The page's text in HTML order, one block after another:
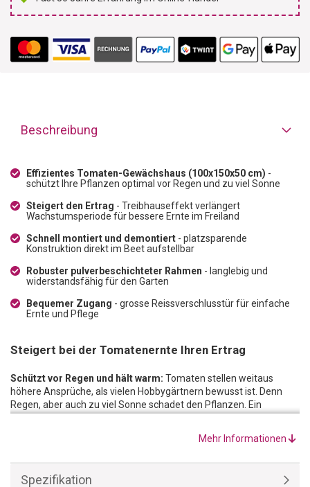
Beschreibung
Effizientes Tomaten-Gewächshaus (100x150x50 cm) -
schützt Ihre Pflanzen optimal vor Regen und zu viel Sonne
Steigert den Ertrag - Treibhauseffekt verlängert
Wachstumsperiode für bessere Ernte im Freiland
Schnell montiert und demontiert - platzsparende
Konstruktion direkt im Beet aufstellbar
Robuster pulverbeschichteter Rahmen - langlebig und
widerstandsfähig für den Garten
Bequemer Zugang - grosse Reissverschlusstür für einfache
Ernte und Pflege
Steigert bei der Tomatenernte Ihren Ertrag
Schützt vor Regen und hält warm: Tomaten stellen weitaus
höhere Ansprüche, als vielen Hobbygärtnern bewusst ist. Denn
Regen, aber auch zu viel Sonne schadet den Pflanzen. Ein
empfindlichen und wärmeliebenden Gewächse optimal vor den
Steigert den Ertrag:
Bedingt durch den Treibhauseffekt, können
Mehr Informationen
Spezifikation